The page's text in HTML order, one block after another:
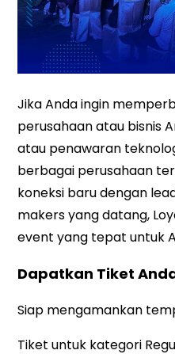
Jika Anda ingin
perusahaan atau bisnis
atau penawaran
berbagai perusahaan
koneksi baru dengan
makers yang datang,
event yang tepat untuk
Dapatkan Tiket
Siap mengamankan
Tiket untuk kategori